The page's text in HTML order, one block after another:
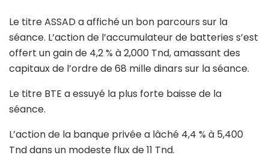
Le titre ASSAD a affiché un bon parcours sur la
séance. L’action de l’accumulateur de batteries s’est
offert un gain de 4,2 % à 2,000 Tnd, amassant des
capitaux de l’ordre de 68 mille dinars sur la séance.
Le titre BTE a essuyé la plus forte baisse de la
séance.
L’action de la banque privée a lâché 4,4 % à 5,400
Tnd dans un modeste flux de 11 Tnd.